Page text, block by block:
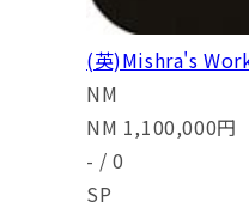
(英)Mishra's
NM
NM 1,100,000円
- / 0
SP